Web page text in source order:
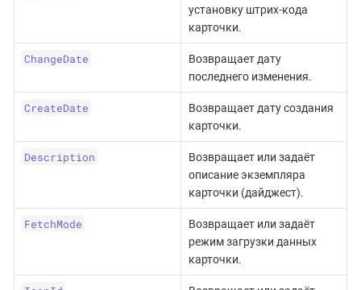
установку штрих-кода
карточки.
ChangeDate
Возвращает дату
последнего изменения.
CreateDate
Возвращает дату создания
карточки.
Description
Возвращает или задаёт
описание экземпляра
карточки (дайджест).
FetchMode
Возвращает или задаёт
режим загрузки данных
карточки.